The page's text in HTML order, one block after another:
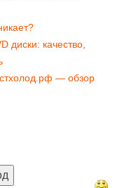
диски: качество,
— обзор